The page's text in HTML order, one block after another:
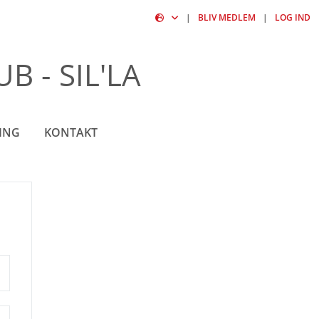
| BLIV MEDLEM | LOG IND
- SIL'LA
KONTAKT